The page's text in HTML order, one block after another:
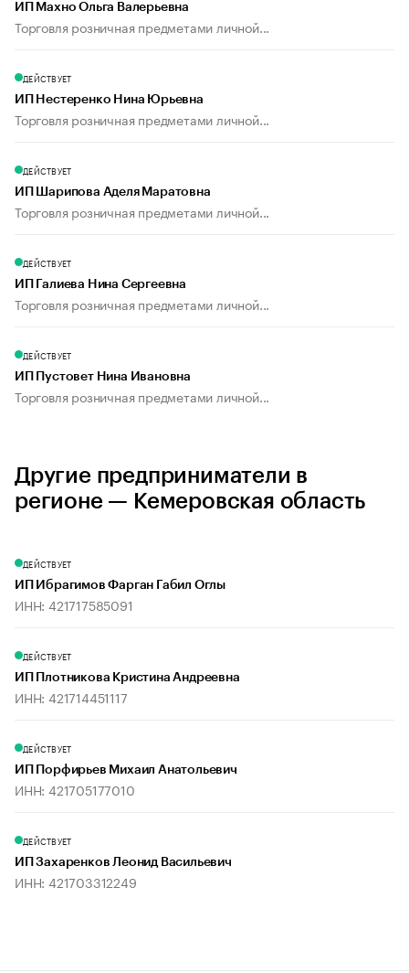
ИП Махно Ольга Валерьевна
Торговля розничная предметами личной...
ДЕЙСТВУЕТ
ИП Нестеренко Нина Юрьевна
Торговля розничная предметами личной...
ДЕЙСТВУЕТ
ИП Шарипова Аделя Маратовна
Торговля розничная предметами личной...
ДЕЙСТВУЕТ
ИП Галиева Нина Сергеевна
Торговля розничная предметами личной...
ДЕЙСТВУЕТ
ИП Пустовет Нина Ивановна
Торговля розничная предметами личной...
Другие предприниматели в
регионе — Кемеровская область
ДЕЙСТВУЕТ
ИП Ибрагимов Фарган Габил Оглы
ИНН: 421717585091
ДЕЙСТВУЕТ
ИП Плотникова Кристина Андреевна
ИНН: 421714451117
ДЕЙСТВУЕТ
ИП Порфирьев Михаил Анатольевич
ИНН: 421705177010
ДЕЙСТВУЕТ
ИП Захаренков Леонид Васильевич
ИНН: 421703312249